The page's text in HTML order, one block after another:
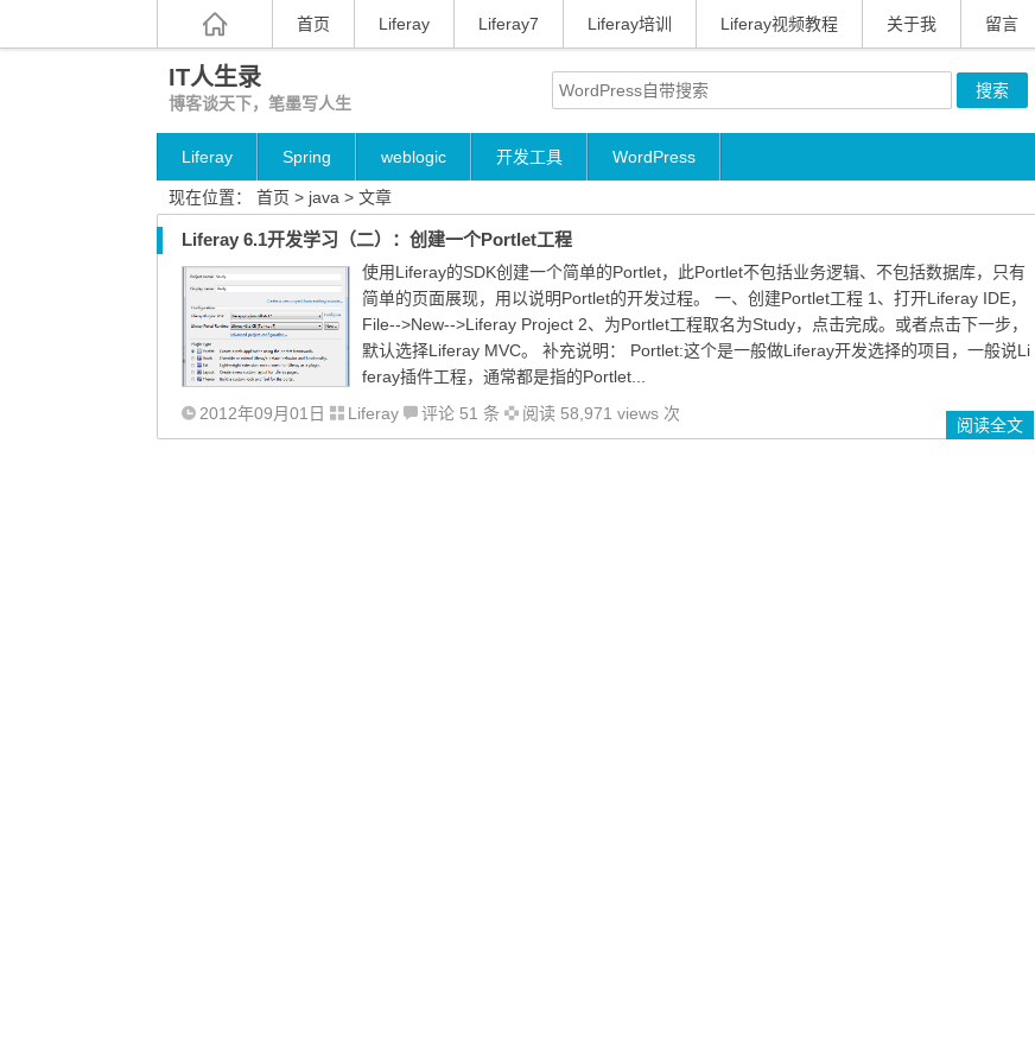
首页 Liferay Liferay7 Liferay培训 Liferay视频教程 关于我 留言
IT人生录
博客谈天下，笔墨写人生
Liferay Spring weblogic 开发工具 WordPress
现在位置： 首页 > java > 文章
Liferay 6.1开发学习（二）：创建一个Portlet工程
使用Liferay的SDK创建一个简单的Portlet，此Portlet不包括业务逻辑、不包括数据库，只有
简单的页面展现，用以说明Portlet的开发过程。 一、创建Portlet工程 1、打开Liferay IDE，
File-->New-->Liferay Project 2、为Portlet工程取名为Study，点击完成。或者点击下一步，
默认选择Liferay MVC。 补充说明： Portlet:这个是一般做Liferay开发选择的项目，一般说Li
feray插件工程，通常都是指的Portlet...
2012年09月01日
Liferay 评论 51 条 阅读 58,971 views 次
阅读全文